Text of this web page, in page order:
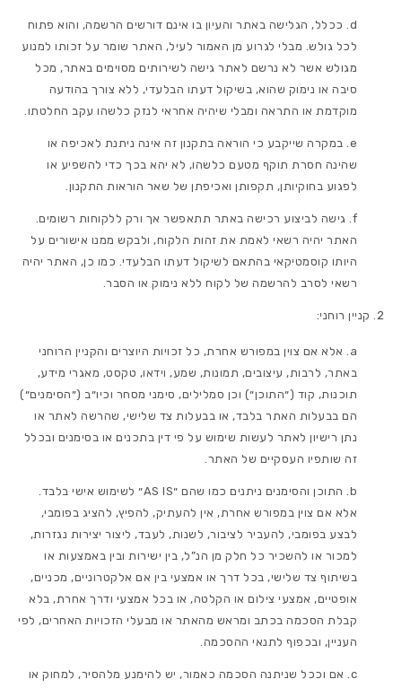
ככלל, הגלישה באתר והעיון בו אינם דורשים הרשמה, והוא פתוח
לכל גולש. מבלי לגרוע מן האמור לעיל, האתר שומר על זכותו למנוע
מגולש אשר לא נרשם לאתר גישה לשירותים מסוימים באתר, מכל
סיבה או נימוק שהוא, בשיקול דעתו הבלעדי, ללא צורך בהודעה
מוקדמת או התראה ומבלי שיהיה אחראי לנזק כלשהו עקב החלטתו.
במקרה שייקבע כי הוראה בתקנון זה אינה ניתנת לאכיפה או
שהינה חסרת תוקף מטעם כלשהו, לא יהא בכך כדי להשפיע או
לפגוע בחוקיותן, תקפותן ואכיפתן של שאר הוראות התקנון.
גישה לביצוע רכישה באתר תתאפשר אך ורק ללקוחות רשומים.
האתר יהיה רשאי לאמת את זהות הלקוח, ולבקש ממנו אישורים על
היותו קוסמטיקאי בהתאם לשיקול דעתו הבלעדי. כמו כן, האתר יהיה
רשאי לסרב להרשמה של לקוח ללא נימוק או הסבר.
קניין רוחני:
אלא אם צוין במפורש אחרת, כל זכויות היוצרים והקניין הרוחני
באתר, לרבות, עיצובים, תמונות, שמע, וידאו, טקסט, מאגרי מידע,
תוכנות, קוד (״התוכן״) וכן סמלילים, סימני מסחר וכיו״ב (״הסימנים״)
הם בבעלות האתר בלבד, או בבעלות צד שלישי, שהרשה לאתר או
נתן רישיון לאתר לעשות שימוש על פי דין בתכנים או בסימנים ובכלל
זה שותפיו העסקיים של האתר.
התוכן והסימנים ניתנים כמו שהם ״AS IS״ לשימוש אישי בלבד.
אלא אם צוין במפורש אחרת, אין להעתיק, להפיץ, להציג בפומבי,
לבצע בפומבי, להעביר לציבור, לשנות, לעבד, ליצור יצירות נגזרות,
למכור או להשכיר כל חלק מן הנ”ל, בין ישירות ובין באמצעות או
בשיתוף צד שלישי, בכל דרך או אמצעי בין אם אלקטרוניים, מכניים,
אופטיים, אמצעי צילום או הקלטה, או בכל אמצעי ודרך אחרת, בלא
קבלת הסכמה בכתב ומראש מהאתר או מבעלי הזכויות האחרים, לפי
העניין, ובכפוף לתנאי ההסכמה.
אם וככל שניתנה הסכמה כאמור, יש להימנע מלהסיר, למחוק או